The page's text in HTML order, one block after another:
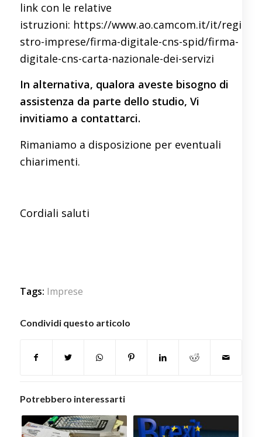
link con le relative
istruzioni: https://www.ao.camcom.it/it/regi
stro-imprese/firma-digitale-cns-spid/firma-
digitale-cns-carta-nazionale-dei-servizi
In alternativa, qualora aveste bisogno di
assistenza da parte dello studio, Vi
invitiamo a contattarci.
Rimaniamo a disposizione per eventuali
chiarimenti.
Cordiali saluti
Tags: Imprese
Condividi questo articolo
Potrebbero interessarti